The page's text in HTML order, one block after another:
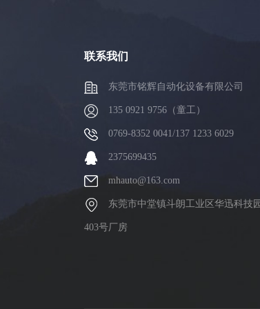
联系我们
东莞市铭辉自动化设备有限公司
135 0921 9756（童工）
0769-8352 0041/137 1233 6029
2375699435
mhauto@163.com
东莞市中堂镇斗朗工业区华迅科技
403号厂房